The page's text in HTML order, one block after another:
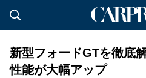
新型フォードGTを徹底
性能が大幅アップ